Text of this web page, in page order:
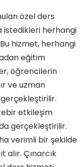
özel ders
istedikleri herhangi
hizmet, herhangi
eğitim
öğrencilerin
ve uzman
etkileşim
gerçekleştirilir.
verimli bir şekilde
alır. Çınarcık